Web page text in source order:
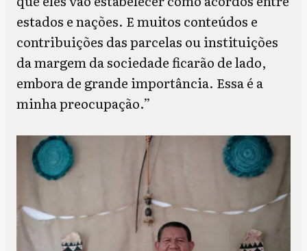
estados e nações. E muitos conteúdos e
contribuições das parcelas ou instituições
da margem da sociedade ficarão de lado,
embora de grande importância. Essa é a
minha preocupação.”